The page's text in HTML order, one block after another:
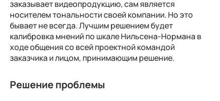
заказывает видеопродукцию, сам является
носителем тональности своей компании. Но это
бывает не всегда. Лучшим решением будет
калибровка мнений по шкале Нильсена-Нормана в
ходе общения со всей проектной командой
заказчика и лицом, принимающим решение.
Решение проблемы